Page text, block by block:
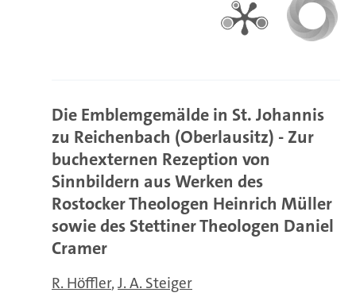
Die Emblemgemälde in St. Johannis
zu Reichenbach (Oberlausitz) - Zur
buchexternen Rezeption von
Sinnbildern aus Werken des
Rostocker Theologen Heinrich Müller
sowie des Stettiner Theologen Daniel
Cramer
R. Höffler J. A. Steiger